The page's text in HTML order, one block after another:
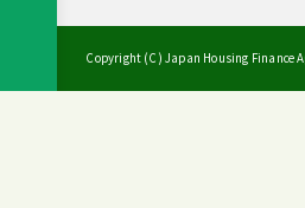
Copyright (C) Japan Housing Finance